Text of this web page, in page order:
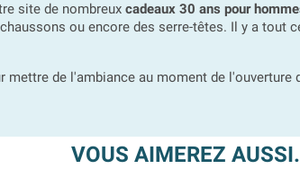
site de nombreux cadeaux 30 ans pour
ou encore des serre-têtes. Il y a tout
de l'ambiance au moment de l'ouverture
VOUS AIMEREZ